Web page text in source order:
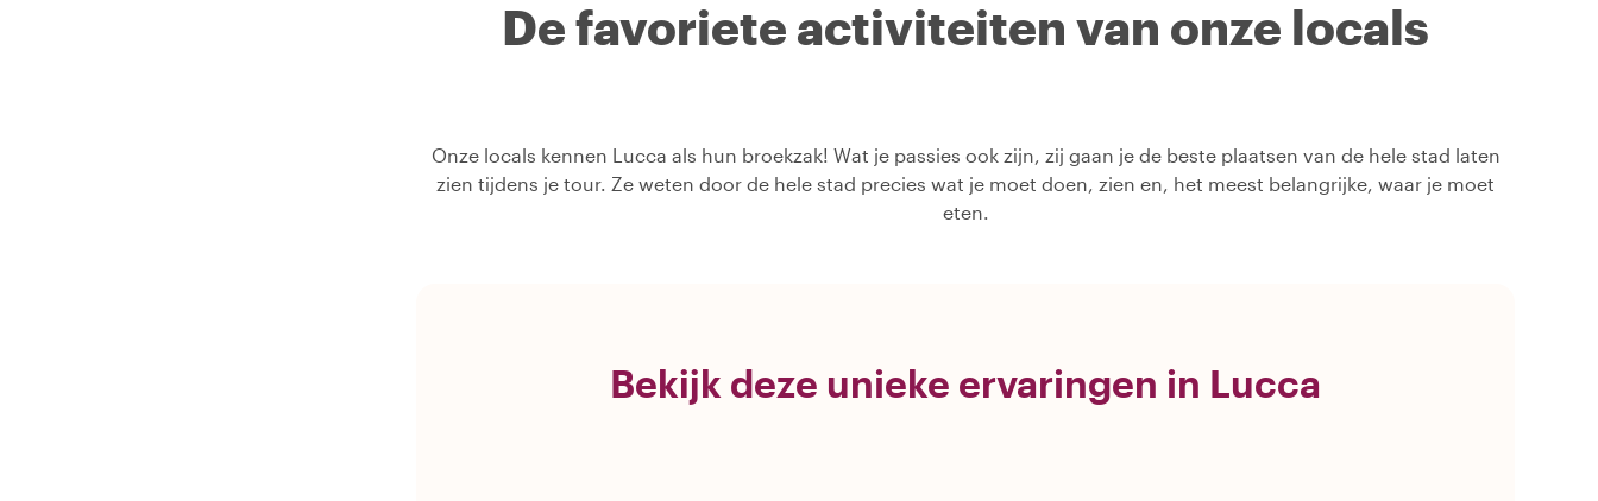
De favoriete activiteiten van onze locals
Onze locals kennen Lucca als hun broekzak! Wat je passies ook zijn, zij gaan je de beste plaatsen van de hele stad laten
zien tijdens je tour. Ze weten door de hele stad precies wat je moet doen, zien en, het meest belangrijke, waar je moet
eten.
Bekijk deze unieke ervaringen in Lucca